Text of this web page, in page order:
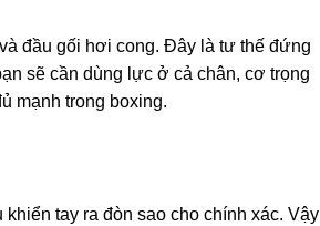
đầu gối hơi cong. Đây là tư thế đứng
sẽ cần dùng lực ở cả chân, cơ trọng
mạnh trong boxing.
tay ra đòn sao cho chính xác. Vậy